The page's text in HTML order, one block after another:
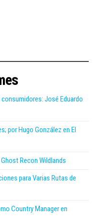
José Eduardo
por Hugo González en El
Recon Wildlands
para Varias Rutas de
Country Manager en